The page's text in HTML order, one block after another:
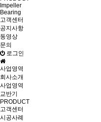
Impeller
Bearing
고객센터
공지사항
동영상
문의
로그인
사업영역
회사소개
사업영역
교반기
PRODUCT
고객센터
시공사례